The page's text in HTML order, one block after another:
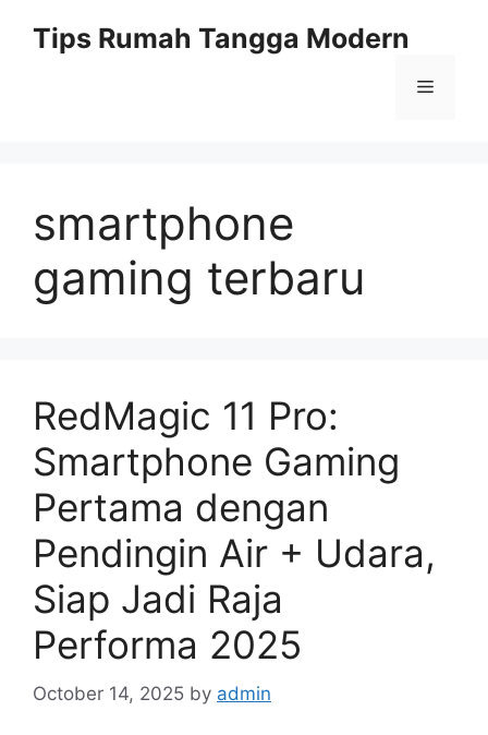
Tips Rumah Tangga Modern
Menu
smartphone
gaming terbaru
RedMagic 11 Pro:
Smartphone Gaming
Pertama dengan
Pendingin Air + Udara,
Siap Jadi Raja
Performa 2025
October 14, 2025 by admin